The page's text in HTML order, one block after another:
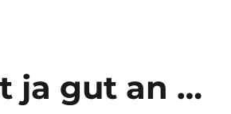
ja gut an …